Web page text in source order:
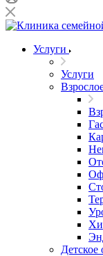
Услуги
Услуги
Детское